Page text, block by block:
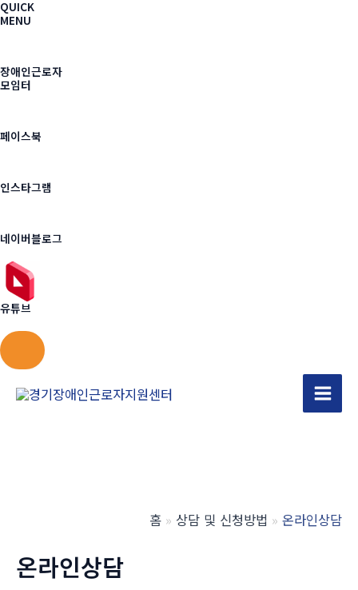
QUICK
MENU
장애인근로자
모임터
페이스북
인스타그램
네이버블로그
유튜브
Main
홈 상담 및 신청방법 온라인상담
온라인상담